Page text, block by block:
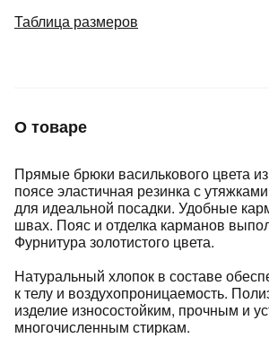
Таблица размеров
О товаре
Прямые брюки василькового цвета
поясе эластичная резинка с
для идеальной посадки. Удобные
швах. Пояс и отделка карманов
Фурнитура золотистого цвета.
Натуральный хлопок в составе
к телу и воздухопроницаемость.
изделие износостойким, прочным и
многочисленным стиркам.
об оплате Плайтом
недели